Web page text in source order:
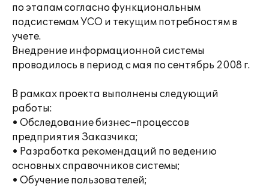
по этапам согласно функциональным
подсистемам УСО и текущим потребностям в
учете.
Внедрение информационной системы
проводилось в период с мая по сентябрь 2008 г.
В рамках проекта выполнены следующий
работы:
• Обследование бизнес–процессов
предприятия Заказчика;
• Разработка рекомендаций по ведению
основных справочников системы;
• Обучение пользователей;